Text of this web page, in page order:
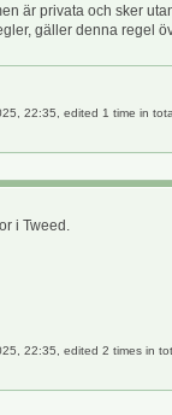
är privata och sker
gäller denna regel
22:35, edited 1 time in
i Tweed.
22:35, edited 2 times in